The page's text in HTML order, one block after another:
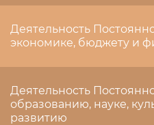
Деятельность
экономике, бюджету и
Деятельность
образованию, науке,
развитию